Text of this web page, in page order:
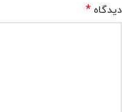
دیدگاه *